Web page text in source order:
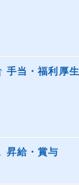
手当・福利厚生
昇給・賞与